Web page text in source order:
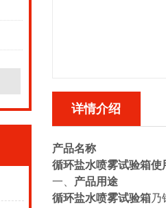
详情介绍
产品名称
循环盐水喷雾试验箱使
一、 产品用途
循环盐水喷雾试验箱乃